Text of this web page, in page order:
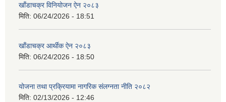
खाँडाचक्र विनियोजन ऐन २०८३
मिति: 06/24/2026 - 18:51
खाँडाचक्र आर्थीक ऐन २०८३
मिति: 06/24/2026 - 18:50
योजना तथा प्रक्रियामा नागरिक संलग्नता नीति २०८२
मिति: 02/13/2026 - 12:46